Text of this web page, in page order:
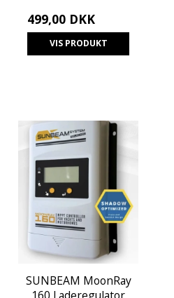
499,00 DKK
VIS PRODUKT
SUNBEAM MoonRay
160 Laderegulator